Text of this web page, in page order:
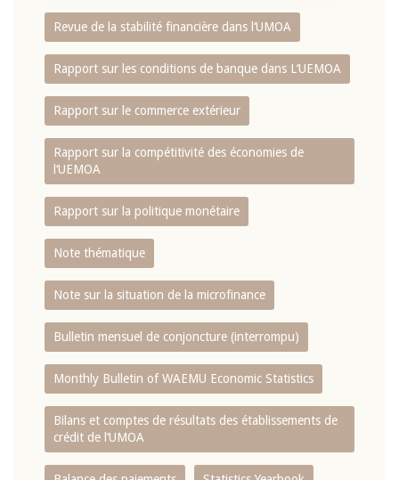
Revue de la stabilité financière dans l‘UMOA
Rapport sur les conditions de banque dans L‘UEMOA
Rapport sur le commerce extérieur
Rapport sur la compétitivité des économies de
l‘UEMOA
Rapport sur la politique monétaire
Note thématique
Note sur la situation de la microfinance
Bulletin mensuel de conjoncture (interrompu)
Monthly Bulletin of WAEMU Economic Statistics
Bilans et comptes de résultats des établissements de
crédit de l‘UMOA